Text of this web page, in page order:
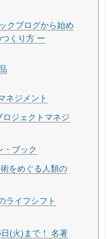
クブログから始め
くり方 ー
ネジメント
ジェクトマネジ
・ブック
をめぐる人類の
ライフシフト
(火)まで！ 名著